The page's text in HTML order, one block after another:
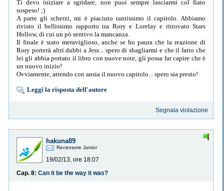
Ti devo iniziare a sgridare, non puoi sempre lasciarmi col fiato
sospeso! ;)
A parte gli scherzi, mi è piaciuto tantissimo il capitolo. Abbiamo
rivisto il bellissimo rapporto tra Rory e Lorelay e ritrovato Stars
Hollow, di cui un pò sentivo la mancanza.
Il finale è stato meraviglioso, anche se ho paura che la reazione di
Rory porterà altri dubbi a Jess... spero di sbagliarmi e che il fatto che
lei gli abbia portato il libro con nuove note, gli possa far capire che è
un nuovo inizio!
Ovviamente, attendo con ansia il nuovo capitolo... spero sia presto!
Leggi la risposta dell'autore
Segnala violazione
hakuna89
Recensore Junior
19/02/13, ore 18:07
Cap. 8: Can it be the way it was?